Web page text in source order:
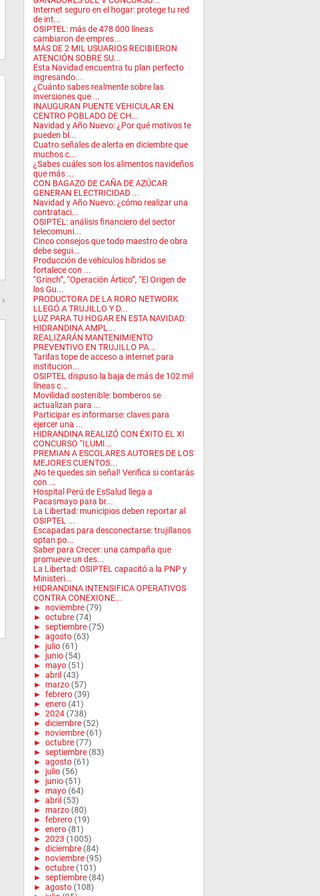
Internet seguro en el hogar: protege tu red
de int...
OSIPTEL: más de 478 000 líneas
cambiaron de empres...
MÁS DE 2 MIL USUARIOS RECIBIERON
ATENCIÓN SOBRE SU...
Esta Navidad encuentra tu plan perfecto
ingresando...
¿Cuánto sabes realmente sobre las
inversiones que ...
INAUGURAN PUENTE VEHICULAR EN
CENTRO POBLADO DE CH...
Navidad y Año Nuevo: ¿Por qué motivos te
pueden bl...
Cuatro señales de alerta en diciembre que
muchos c...
¿Sabes cuáles son los alimentos navideños
que más ...
CON BAGAZO DE CAÑA DE AZÚCAR
GENERAN ELECTRICIDAD ...
Navidad y Año Nuevo: ¿cómo realizar una
contrataci...
OSIPTEL: análisis financiero del sector
telecomuni...
Cinco consejos que todo maestro de obra
debe segui...
Producción de vehículos híbridos se
fortalece con ...
“Grinch”, “Operación Ártico”, “El Origen de
los Gu...
PRODUCTORA DE LA RORO NETWORK
LLEGÓ A TRUJILLO Y D...
LUZ PARA TU HOGAR EN ESTA NAVIDAD:
HIDRANDINA AMPL...
REALIZARÁN MANTENIMIENTO
PREVENTIVO EN TRUJILLO PA...
Tarifas tope de acceso a internet para
institucion...
OSIPTEL dispuso la baja de más de 102 mil
líneas c...
Movilidad sostenible: bomberos se
actualizan para ...
Participar es informarse: claves para
ejercer una ...
HIDRANDINA REALIZÓ CON ÉXITO EL XI
CONCURSO “ILUMI...
PREMIAN A ESCOLARES AUTORES DE LOS
MEJORES CUENTOS...
¡No te quedes sin señal! Verifica si contarás
con ...
Hospital Perú de EsSalud llega a
Pacasmayo para br...
La Libertad: municipios deben reportar al
OSIPTEL ...
Escapadas para desconectarse: trujillanos
optan po...
Saber para Crecer: una campaña que
promueve un des...
La Libertad: OSIPTEL capacitó a la PNP y
Ministeri...
HIDRANDINA INTENSIFICA OPERATIVOS
CONTRA CONEXIONE...
► noviembre (79)
► octubre (74)
► septiembre (75)
► agosto (63)
► julio (61)
► junio (54)
► mayo (51)
► abril (43)
► marzo (57)
► febrero (39)
► enero (41)
► 2024 (738)
► diciembre (52)
► noviembre (61)
► octubre (77)
► septiembre (83)
► agosto (61)
► julio (56)
► junio (51)
► mayo (64)
► abril (53)
► marzo (80)
► febrero (19)
► enero (81)
► 2023 (1005)
► diciembre (84)
► noviembre (95)
► octubre (101)
► septiembre (84)
► agosto (108)